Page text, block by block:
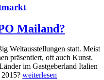
Mailand?
Weltausstellungen statt. Meist
präsentiert, oft auch Kunst.
im Gastgeberland Italien
weiterlesen